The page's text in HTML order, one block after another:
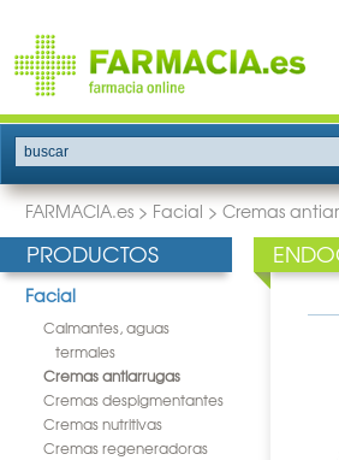
buscar
FARMACIA.es > Facial > Cremas
PRODUCTOS
Facial
Calmantes, aguas
termales
Cremas antiarrugas
Cremas despigmentantes
Cremas nutritivas
Cremas regeneradoras